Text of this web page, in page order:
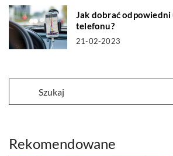
Jak dobrać
telefonu?
21-02-2023
Rekomendowane